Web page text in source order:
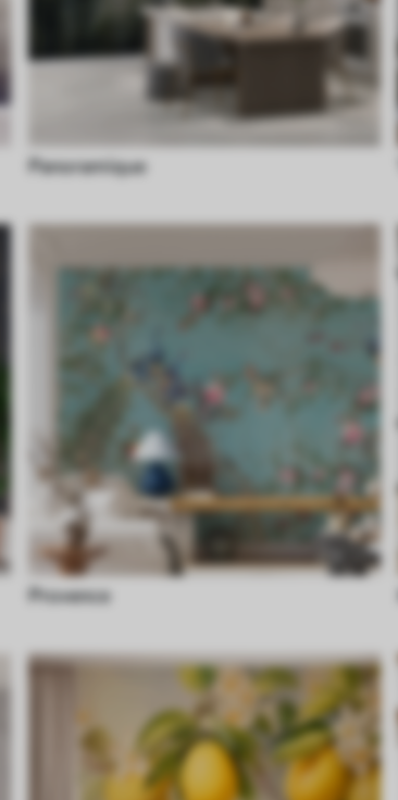
Panoramique
Provence